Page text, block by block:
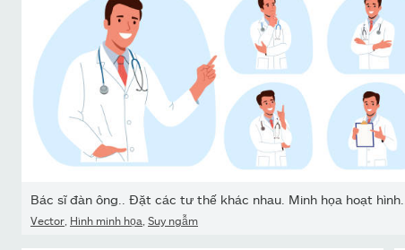
Bác sĩ đàn ông.. Đặt các tư thế khác nhau. Minh họa hoạt hình...
Vector Hình minh họa Suy ngẫm